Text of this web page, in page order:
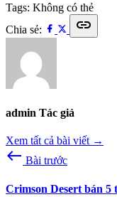
Tags: Không có thẻ
Chia sẻ:
link
admin Tác giả
Xem tất cả bài viết →
west Bài trước
Crimson Desert bán 5